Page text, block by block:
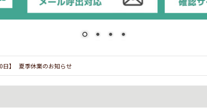
日】 夏季休業のお知らせ